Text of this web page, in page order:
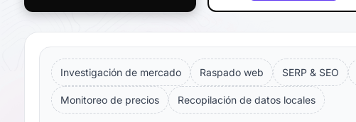
Investigación de mercado Raspado web SERP & SEO
Monitoreo de precios Recopilación de datos locales